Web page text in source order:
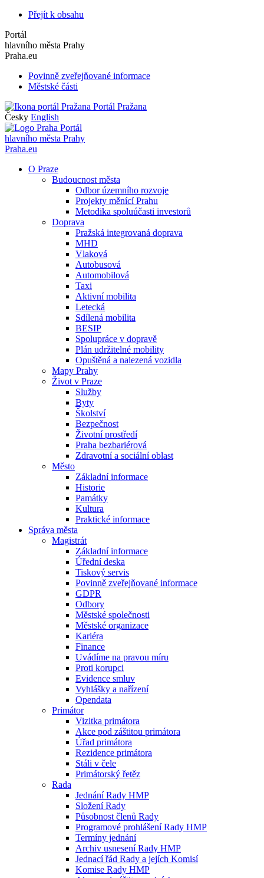
Přejít k obsahu
Portál
hlavního města Prahy
Praha.eu
Povinně zveřejňované informace
Městské části
Portál Pražana
Česky English
Portál
hlavního města Prahy
Praha.eu
O Praze
Budoucnost města
Odbor územního rozvoje
Projekty měnící Prahu
Metodika spoluúčasti investorů
Doprava
Pražská integrovaná doprava
MHD
Vlaková
Autobusová
Automobilová
Taxi
Aktivní mobilita
Letecká
Sdílená mobilita
BESIP
Spolupráce v dopravě
Plán udržitelné mobility
Opuštěná a nalezená vozidla
Mapy Prahy
Život v Praze
Služby
Byty
Školství
Bezpečnost
Životní prostředí
Praha bezbariérová
Zdravotní a sociální oblast
Město
Základní informace
Historie
Památky
Kultura
Praktické informace
Správa města
Magistrát
Základní informace
Úřední deska
Tiskový servis
Povinně zveřejňované informace
GDPR
Odbory
Městské společnosti
Městské organizace
Kariéra
Finance
Uvádíme na pravou míru
Proti korupci
Evidence smluv
Vyhlášky a nařízení
Opendata
Primátor
Vizitka primátora
Akce pod záštitou primátora
Úřad primátora
Rezidence primátora
Stáli v čele
Primátorský řetěz
Rada
Jednání Rady HMP
Složení Rady
Působnost členů Rady
Programové prohlášení Rady HMP
Termíny jednání
Archiv usnesení Rady HMP
Jednací řád Rady a jejích Komisí
Komise Rady HMP